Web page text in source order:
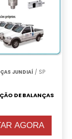
JUNDIAÍ / SP
DE BALANÇAS
AGORA